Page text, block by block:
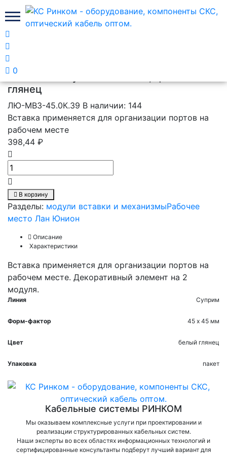
0
Главная
механизмы
Вставка-заглушка 45х45 мм, цвет белый
глянец
ЛЮ-МВЗ-45.0К.39 В наличии: 144
Вставка применяется для организации портов на
рабочем месте
398,44 ₽
В корзину
Разделы: модули вставки и механизмыРабочее
место Лан Юнион
Описание
Характеристики
Вставка применяется для организации портов на
рабочем месте. Декоративный элемент на 2
модуля.
Линия Суприм
Форм-фактор 45 х 45 мм
Цвет белый глянец
Упаковка пакет
Кабельные системы РИНКОМ
Мы оказываем комплексные услуги при проектировании и
реализации структурированных кабельных систем.
Наши эксперты во всех областях информационных технологий и
сертифицированные консультанты подберут лучший вариант для